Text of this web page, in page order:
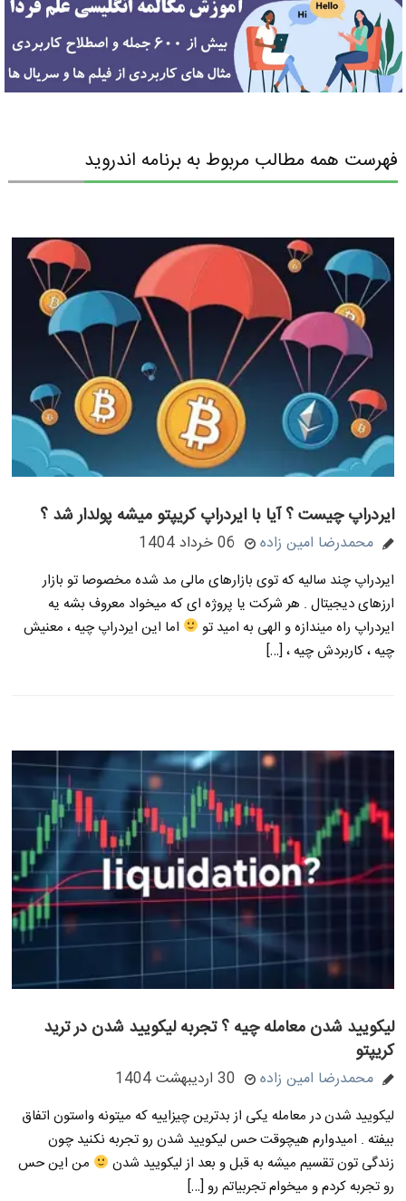
فهرست همه مطالب مربوط به برنامه اندروید
ایردراپ چیست ؟ آیا با ایردراپ کریپتو میشه پولدار شد ؟
محمدرضا امین زاده 06 خرداد 1404
ایردراپ چند سالیه که توی بازارهای مالی مد شده مخصوصا تو بازار
ارزهای دیجیتال . هر شرکت یا پروژه ای که میخواد معروف بشه یه
ایردراپ راه میندازه و الهی به امید تو
اما این ایردراپ چیه ، معنیش
چیه ، کاربردش چیه ، […]
لیکویید شدن معامله چیه ؟ تجربه لیکویید شدن در ترید
کریپتو
محمدرضا امین زاده 30 اردیبهشت 1404
لیکویید شدن در معامله یکی از بدترین چیزاییه که میتونه واستون اتفاق
بیفته . امیدوارم هیچوقت حس لیکویید شدن رو تجربه نکنید چون
زندگی تون تقسیم میشه به قبل و بعد از لیکویید شدن
من این حس
رو تجربه کردم و میخوام تجربیاتم رو […]